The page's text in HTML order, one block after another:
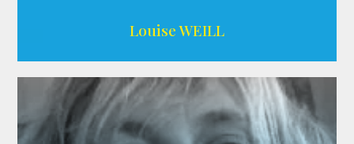
Louise WEILL